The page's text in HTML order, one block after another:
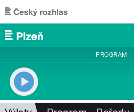
Přejít k hlavnímu obsahu
PROGRAM